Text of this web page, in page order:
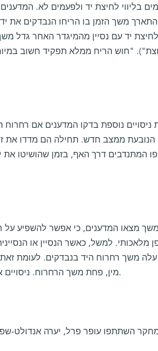
בליווי לחיצת יד ולפעמים לא.
משך הזמן בו הריחו הנבדקים את
יד עם נסיין מהמיגדר האחר גדל
"חוש הריח ממלא תפקיד חשוב
ניסויים נוספת בדקו המדענים אם רחרוח
הנובעת ממצב חדש. תחילה הם מדדו את
המתנדבים דרך האף, בזמן שהושיטו את
מצאו המדענים, כי אפשר להשפיע על
מלאכותי. למשל, כאשר הנסיין או
משך רחרוח היד בנבדקים. לעומת זאת,
מין, פחת משך הרחרוח. ניסויים אלה אישרו, כי רחרוח היד קשור בהפעלת חוש הריח.
השתתפו עופר פרל, יערה אנדולט-